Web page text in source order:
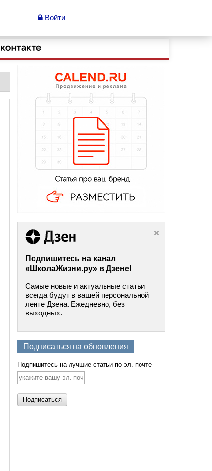
Войти
Подпишитесь на канал
«ШколаЖизни.ру» в Дзене!
Самые новые и актуальные статьи
всегда будут в вашей персональной
ленте Дзена. Ежедневно, без
выходных.
Подписаться на обновления
Подпишитесь на лучшие статьи по эл. почте